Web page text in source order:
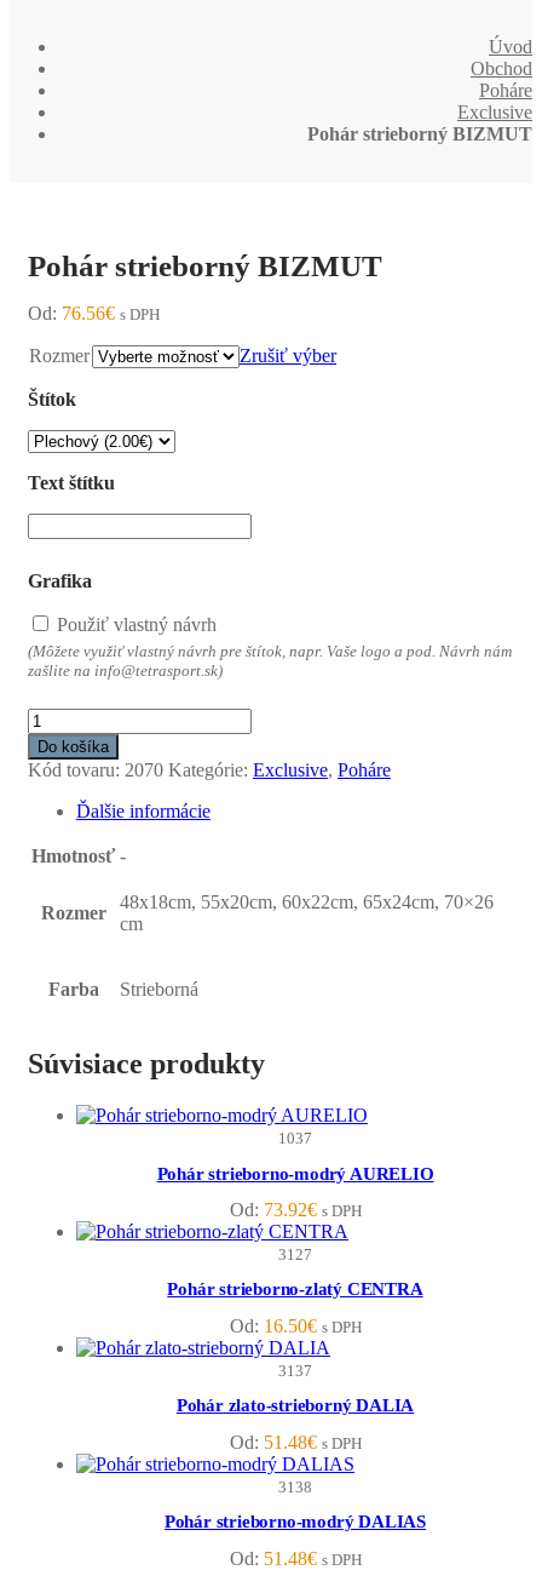
Úvod
Obchod
Poháre
Exclusive
Pohár strieborný BIZMUT
Pohár strieborný BIZMUT
Od: 76.56€ s DPH
Rozmer Zrušiť výber
Štítok
Text štítku
Grafika
Použiť vlastný návrh
(Môžete využiť vlastný návrh pre štítok, napr. Vaše logo a pod. Návrh nám
zašlite na info@tetrasport.sk)
množstvo
Pohár
strieborný
BIZMUT
Do košíka
Kód tovaru: 2070 Kategórie: Exclusive, Poháre
Ďalšie informácie
Hmotnosť -
Rozmer
48x18cm, 55x20cm, 60x22cm, 65x24cm, 70×26
cm
Farba Strieborná
Súvisiace produkty
1037
Pohár strieborno-modrý AURELIO
Od: 73.92€ s DPH
3127
Pohár strieborno-zlatý CENTRA
Od: 16.50€ s DPH
3137
Pohár zlato-strieborný DALIA
Od: 51.48€ s DPH
3138
Pohár strieborno-modrý DALIAS
Od: 51.48€ s DPH